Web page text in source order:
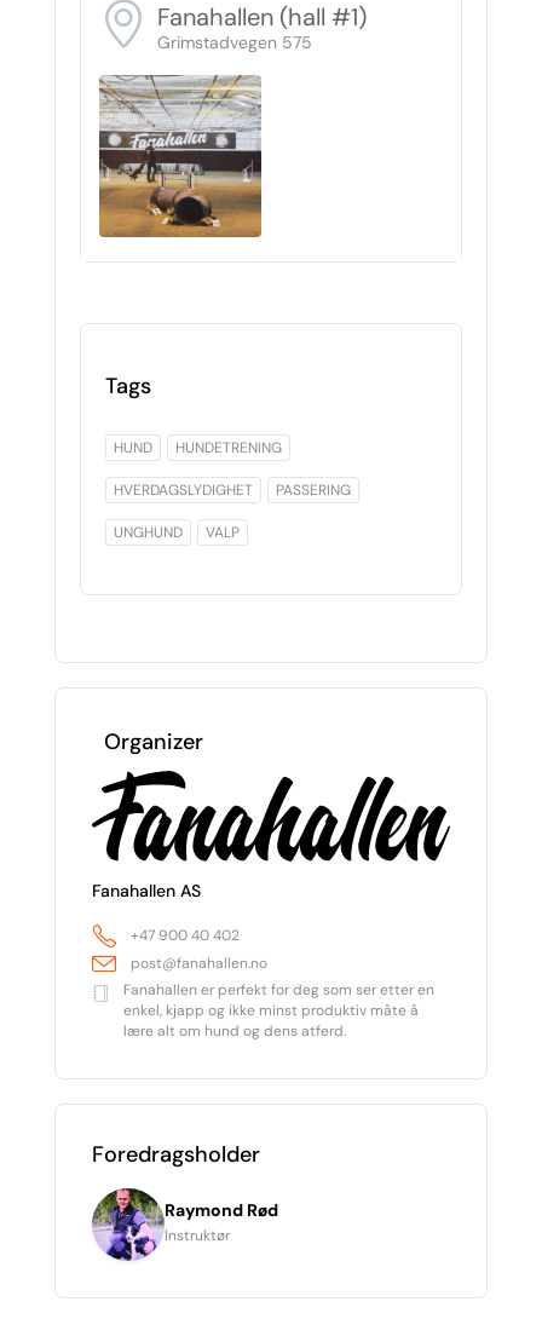
Fanahallen (hall #1)
Grimstadvegen 575
Tags
HUND HUNDETRENING
HVERDAGSLYDIGHET PASSERING
UNGHUND VALP
Organizer
Fanahallen AS
+47 900 40 402
post@fanahallen.no
Fanahallen er perfekt for deg som ser etter en
enkel, kjapp og ikke minst produktiv måte å
lære alt om hund og dens atferd.
Foredragsholder
Raymond Rød
Instruktør